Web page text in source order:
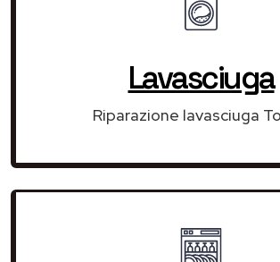
Lavasciuga
Riparazione lavasciuga